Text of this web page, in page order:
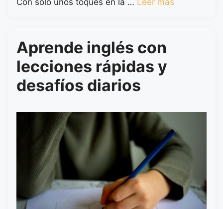
Con solo unos toques en la … Leer más
Aprende inglés con
lecciones rápidas y
desafíos diarios